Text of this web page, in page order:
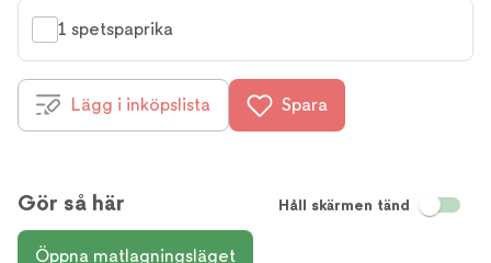
1 spetspaprika
Lägg i inköpslista Spara
Gör så här Håll skärmen tänd
Öppna matlagningsläget